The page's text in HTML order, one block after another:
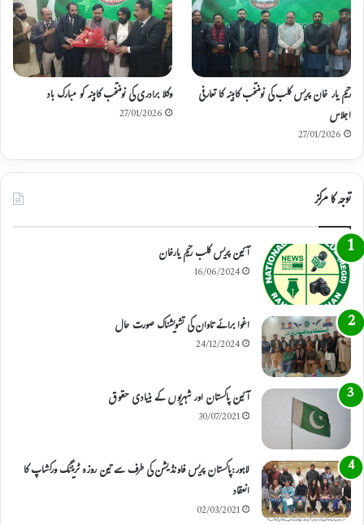
رحیم یار خان پریس کلب کی نومنتخب کابینہ کا تعارفی
اجلاس
27/01/2026
وکلا برادری کی نومنتخب کابینہ کو مبارک باد
27/01/2026
توجہ کا مرکز
آئین پریس کلب رحیم یارخان
16/06/2024
اغوا برائے تاوان کی تشویشناک صورت حال
24/12/2024
آئین پاکستان اور شہریوں کے بنیادی حقوق
30/07/2021
لاہور:پاکستان پریس فاونڈیشن کی طرف سے تین روزہ ٹریننگ ورکشاپ کا
انعقاد
02/03/2021